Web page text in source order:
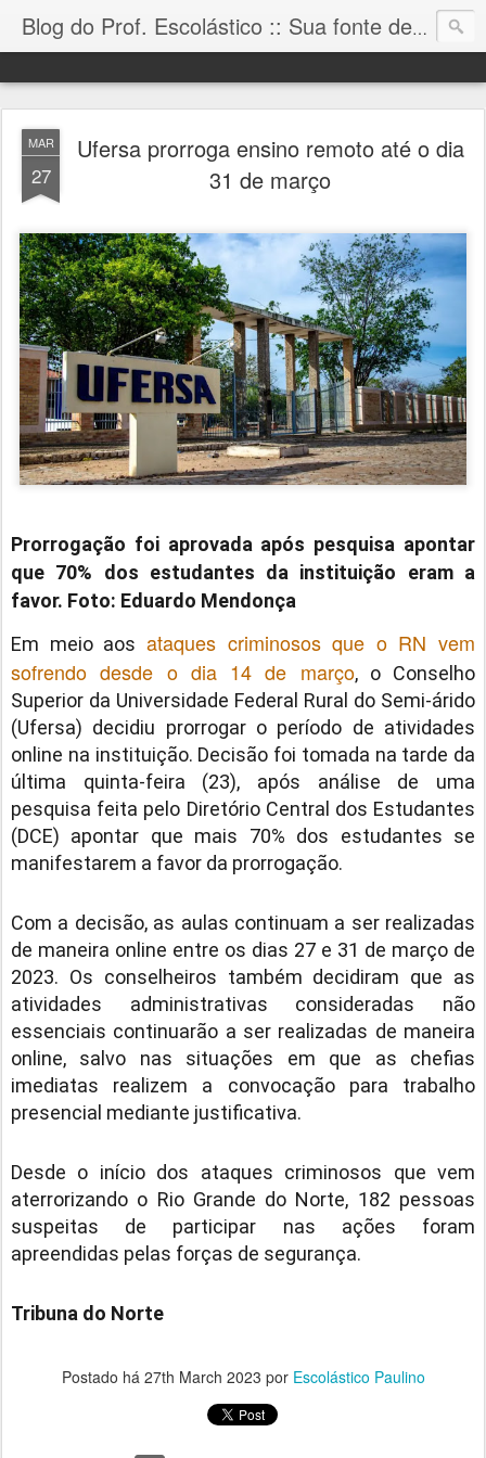
Blog do Prof. Escolástico :: Sua fonte de informação!
MAR
27
Ufersa prorroga ensino remoto até o dia
31 de março
Prorrogação foi aprovada após pesquisa apontar
que 70% dos estudantes da instituição eram a
favor. Foto: Eduardo Mendonça
Em meio aos ataques criminosos que o RN vem
sofrendo desde o dia 14 de março, o Conselho
Superior da Universidade Federal Rural do Semi-árido
(Ufersa) decidiu prorrogar o período de atividades
online na instituição. Decisão foi tomada na tarde da
última quinta-feira (23), após análise de uma
pesquisa feita pelo Diretório Central dos Estudantes
(DCE) apontar que mais 70% dos estudantes se
manifestarem a favor da prorrogação.
Com a decisão, as aulas continuam a ser realizadas
de maneira online entre os dias 27 e 31 de março de
2023. Os conselheiros também decidiram que as
atividades administrativas consideradas não
essenciais continuarão a ser realizadas de maneira
online, salvo nas situações em que as chefias
imediatas realizem a convocação para trabalho
presencial mediante justificativa.
Desde o início dos ataques criminosos que vem
aterrorizando o Rio Grande do Norte, 182 pessoas
suspeitas de participar nas ações foram
apreendidas pelas forças de segurança.
Tribuna do Norte
Postado há 27th March 2023 por Escolástico Paulino